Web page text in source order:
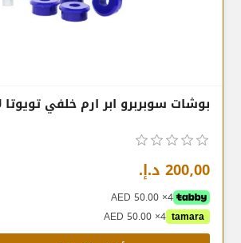
بوشات سوبربرو ابر ارم خلفي تويوتا FJ
200٫00 د.إ.‏
4× AED 50.00
tamara
4× AED 50.00